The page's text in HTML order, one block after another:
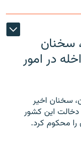
سخنان
در امور
سخنان اخیر
دخالت این کشور
را محکوم کرد.